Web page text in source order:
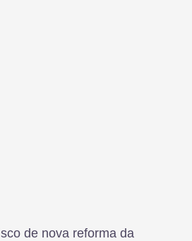
de nova reforma da